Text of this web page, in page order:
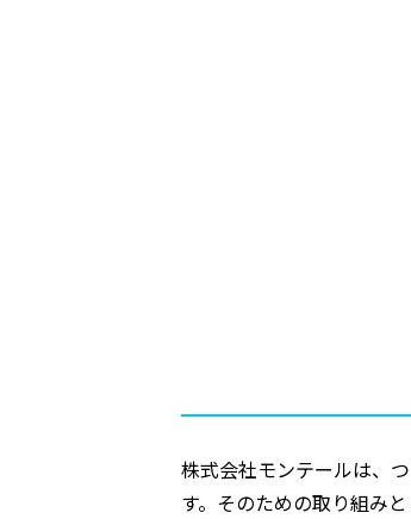
株式会社モンテールは、
す。そのための取り組み